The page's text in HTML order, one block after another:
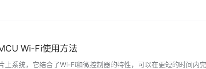
Wi-Fi使用方法
系统，它结合了Wi-Fi和微控制器的特性，可以在更短的时间内